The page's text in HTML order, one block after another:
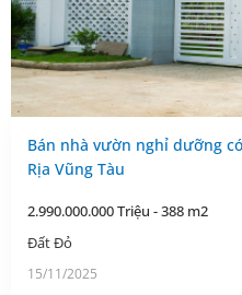
Bán nhà vườn nghỉ dưỡng
Rịa Vũng Tàu
2.990.000.000 Triệu - 388 m2
Đất Đỏ
15/11/2025